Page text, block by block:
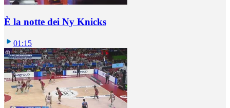
È la notte dei Ny Knicks
01:15